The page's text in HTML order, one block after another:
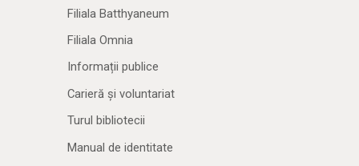
Filiala Batthyaneum
Filiala Omnia
Informații publice
Carieră și voluntariat
Turul bibliotecii
Manual de identitate